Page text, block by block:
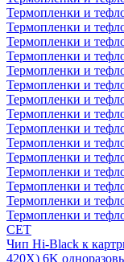
Термопленки и
Термопленки и
Термопленки и
Термопленки и
Термопленки и
Термопленки и
Термопленки и
Термопленки и
Термопленки и
Термопленки и
Термопленки и
Термопленки и
Термопленки и
Термопленки и
Термопленки и
CET
Чип Hi-Black к
420X) 6K